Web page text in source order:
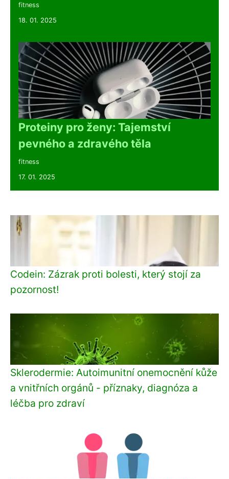
fitness
18. 01. 2025
Proteiny pro ženy: Tajemství
pevného a zdravého těla
fitness
17. 01. 2025
Codein: Zázrak proti bolesti, který stojí za
pozornost!
Sklerodermie: Autoimunitní onemocnění kůže
a vnitřních orgánů - příznaky, diagnóza a
léčba pro zdraví